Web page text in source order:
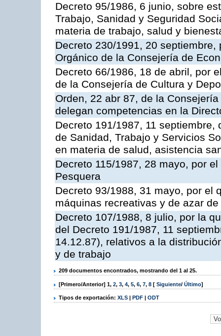
Decreto 95/1986, 6 junio, sobre
Trabajo, Sanidad y Seguridad
materia de trabajo, salud y
Decreto 230/1991, 20
Orgánico de la Consejería de
Decreto 66/1986, 18 de abril, por
de la Consejería de Cultura y
Orden, 22 abr 87, de la
delegan competencias en la
Decreto 191/1987, 11
de Sanidad, Trabajo y Servicios
en materia de salud, asistencia
Decreto 115/1987, 28 mayo, por
Pesquera
Decreto 93/1988, 31 mayo, por el
máquinas recreativas y de azar
Decreto 107/1988, 8 julio, por la
del Decreto 191/1987, 11
14.12.87), relativos a la
y de trabajo
209 documentos encontrados, mostrando del 1 al 25.
[Primero/Anterior] 1, 2, 3, 4, 5, 6, 7, 8 [ Siguiente/ Último]
Tipos de exportación: XLS | PDF | ODT